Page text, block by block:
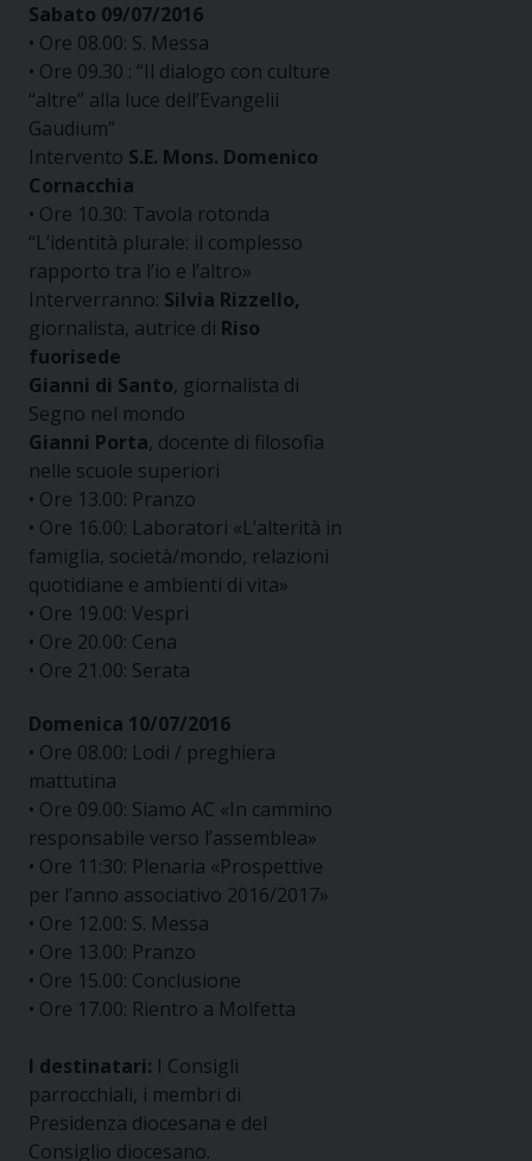
Sabato 09/07/2016
• Ore 08.00: S. Messa
• Ore 09.30 : “Il dialogo con culture
“altre” alla luce dell’Evangelii
Gaudium”
Intervento S.E. Mons. Domenico
Cornacchia
• Ore 10.30: Tavola rotonda
“L’identità plurale: il complesso
rapporto tra l’io e l’altro»
Interverranno: Silvia Rizzello,
giornalista, autrice di Riso
fuorisede
Gianni di Santo, giornalista di
Segno nel mondo
Gianni Porta, docente di filosofia
nelle scuole superiori
• Ore 13.00: Pranzo
• Ore 16.00: Laboratori «L’alterità in
famiglia, società/mondo, relazioni
quotidiane e ambienti di vita»
• Ore 19.00: Vespri
• Ore 20.00: Cena
• Ore 21.00: Serata
Domenica 10/07/2016
• Ore 08.00: Lodi / preghiera
mattutina
• Ore 09.00: Siamo AC «In cammino
responsabile verso l’assemblea»
• Ore 11:30: Plenaria «Prospettive
per l’anno associativo 2016/2017»
• Ore 12.00: S. Messa
• Ore 13.00: Pranzo
• Ore 15.00: Conclusione
• Ore 17.00: Rientro a Molfetta
I destinatari: I Consigli
parrocchiali, i membri di
Presidenza diocesana e del
Consiglio diocesano.